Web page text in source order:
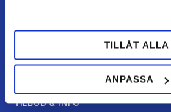
TILLÅT ALLA
ANPASSA
TILBUD & INFO